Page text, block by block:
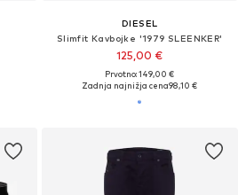
DIESEL
Slimfit Kavbojke '1979 SLEENKER'
125,00 €
Prvotno: 149,00 €
Zadnja najnižja cena98,10 €